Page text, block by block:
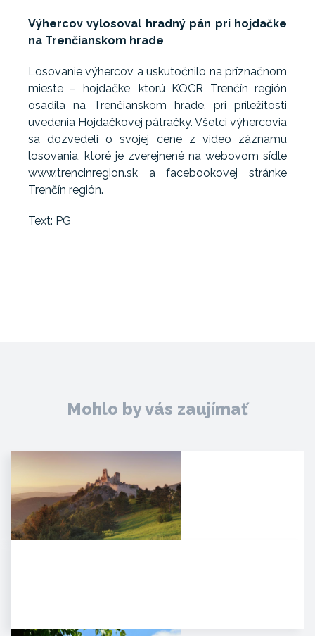
Výhercov vylosoval hradný pán pri hojdačke
na Trenčianskom hrade
Losovanie výhercov a uskutočnilo na príznačnom
mieste – hojdačke, ktorú KOCR Trenčín región
osadila na Trenčianskom hrade, pri príležitosti
uvedenia Hojdačkovej pátračky. Všetci výhercovia
sa dozvedeli o svojej cene z video záznamu
losovania, ktoré je zverejnené na webovom sídle
www.trencinregion.sk a facebookovej stránke
Trenčín región.
Text: PG
Mohlo by vás zaujímať